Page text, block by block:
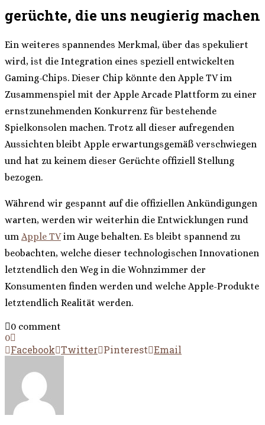
gerüchte, die uns neugierig machen
Ein weiteres spannendes Merkmal, über das spekuliert
wird, ist die Integration eines speziell entwickelten
Gaming-Chips. Dieser Chip könnte den Apple TV im
Zusammenspiel mit der Apple Arcade Plattform zu einer
ernstzunehmenden Konkurrenz für bestehende
Spielkonsolen machen. Trotz all dieser aufregenden
Aussichten bleibt Apple erwartungsgemäß verschwiegen
und hat zu keinem dieser Gerüchte offiziell Stellung
bezogen.
Während wir gespannt auf die offiziellen Ankündigungen
warten, werden wir weiterhin die Entwicklungen rund
um Apple TVim Auge behalten. Es bleibt spannend zu
beobachten, welche dieser technologischen Innovationen
letztendlich den Weg in die Wohnzimmer der
Konsumenten finden werden und welche Apple-Produkte
letztendlich Realität werden.
0 comment
0
Facebook Twitter Pinterest Email